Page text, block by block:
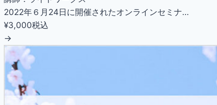
2022年６月24日に開催されたオンラインセミナ…
¥3,000税込
→